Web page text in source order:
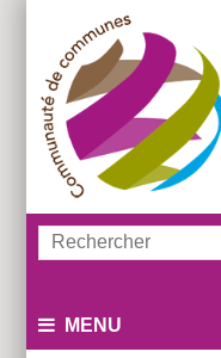
menu
contenu
recherche
Rechercher :
MENU